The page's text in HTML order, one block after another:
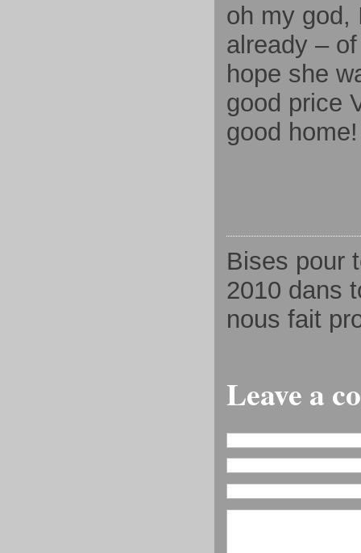
oh my god,
already –
hope she
good price
good home!
Bises pour
2010 dans
nous fait
Leave a